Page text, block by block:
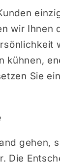
wir Ihnen
kühnen,
Sie
gehen,
Die